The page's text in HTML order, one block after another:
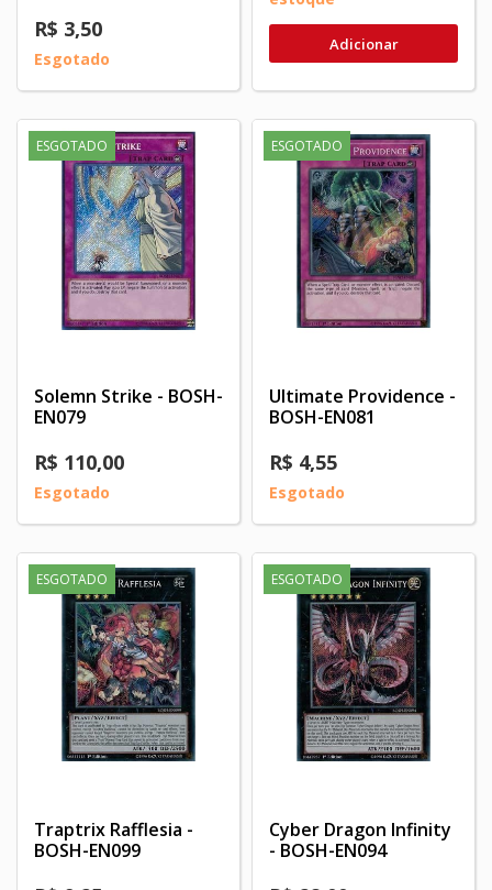
R$ 3,50
Esgotado
Adicionar
ESGOTADO
Solemn Strike - BOSH-
EN079
R$ 110,00
Esgotado
ESGOTADO
Ultimate Providence -
BOSH-EN081
R$ 4,55
Esgotado
ESGOTADO
Traptrix Rafflesia -
BOSH-EN099
ESGOTADO
Cyber Dragon Infinity
- BOSH-EN094